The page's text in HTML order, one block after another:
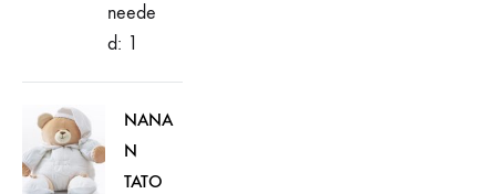
neede
d: 1
NANA
N
TATO